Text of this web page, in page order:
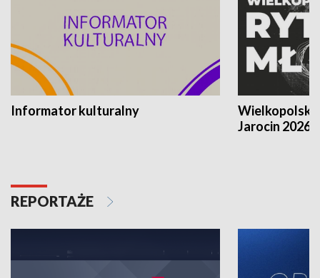
Informator kulturalny
Jarocin 2026
REPORTAŻE